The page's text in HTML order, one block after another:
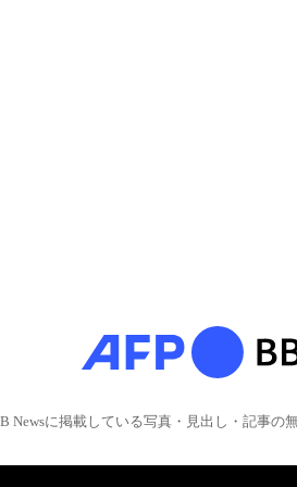
Newsに掲載している写真・見出し・記事の